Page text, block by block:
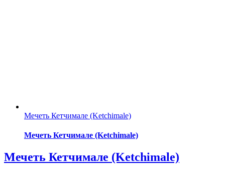
Мечеть Кетчимале (Ketchimale)
Мечеть Кетчимале (Ketchimale)
Мечеть Кетчимале (Ketchimale)